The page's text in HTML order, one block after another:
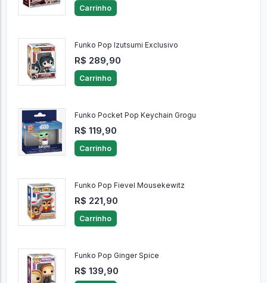
Carrinho
Funko Pop Izutsumi Exclusivo
R$ 289,90
Carrinho
Funko Pocket Pop Keychain Grogu
R$ 119,90
Carrinho
Funko Pop Fievel Mousekewitz
R$ 221,90
Carrinho
Funko Pop Ginger Spice
R$ 139,90